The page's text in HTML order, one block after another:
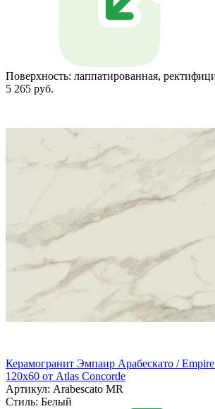
Поверхность: лаппатированная,
5 265 руб.
Керамогранит Эмпаир Арабескато /
120x60 от Atlas Concorde
Артикул: Arabescato MR
Стиль: Белый